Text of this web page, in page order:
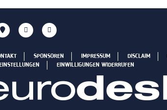
SPONSOREN IMPRESSUM DISCLAIM
EINWILLIGUNGEN WIDERRUFEN